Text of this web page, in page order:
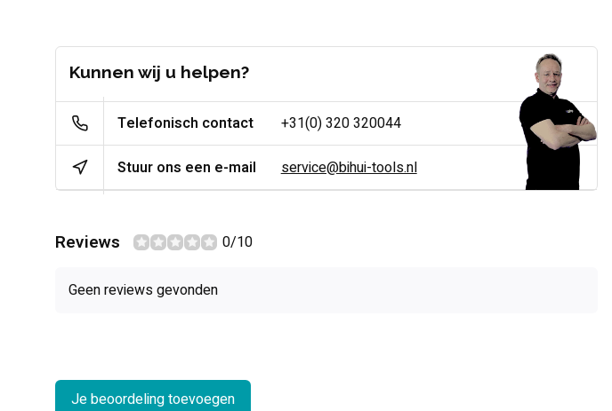
Kunnen wij u helpen?
Telefonisch contact +31(0) 320 320044
Stuur ons een e-mail service@bihui-tools.nl
Reviews 0/10
Geen reviews gevonden
Je beoordeling toevoegen